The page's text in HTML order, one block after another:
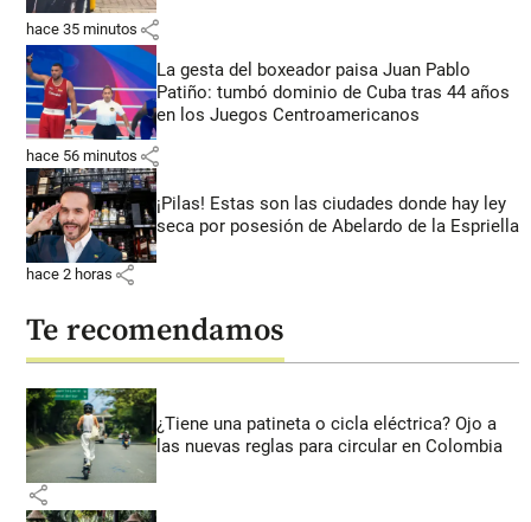
hace 35 minutos share
La gesta del boxeador paisa Juan Pablo
Patiño: tumbó dominio de Cuba tras 44 años
en los Juegos Centroamericanos
hace 56 minutos share
¡Pilas! Estas son las ciudades donde hay ley
seca por posesión de Abelardo de la Espriella
hace 2 horas share
Te recomendamos
¿Tiene una patineta o cicla eléctrica? Ojo a
las nuevas reglas para circular en Colombia
share